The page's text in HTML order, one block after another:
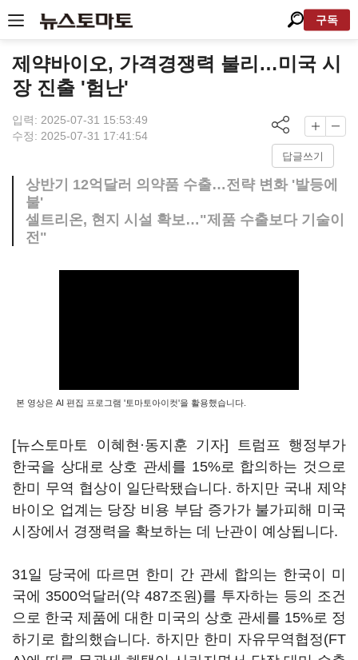
구독
제약바이오, 가격경쟁력 불리…미국 시
장 진출 '험난'
입력: 2025-07-31 15:53:49
수정: 2025-07-31 17:41:54
답글쓰기
상반기 12억달러 의약품 수출…전략 변화 '발등에
불'
셀트리온, 현지 시설 확보…"제품 수출보다 기술이
전"
본 영상은 AI 편집 프로그램 '토마토아이컷'을 활용했습니다.
[뉴스토마토 이혜현 ·동지훈 기자] 트럼프 행정부가
한국을 상대로 상호 관세를 15%로 합의하는 것으로
한미 무역 협상이 일단락됐습니다. 하지만 국내 제약
바이오 업계는 당장 비용 부담 증가가 불가피해 미국
시장에서 경쟁력을 확보하는 데 난관이 예상됩니다.
31일 당국에 따르면 한미 간 관세 합의는 한국이 미
국에 3500억달러(약 487조원)를 투자하는 등의 조건
으로 한국 제품에 대한 미국의 상호 관세를 15%로 정
하기로 합의했습니다. 하지만 한미 자유무역협정(FT